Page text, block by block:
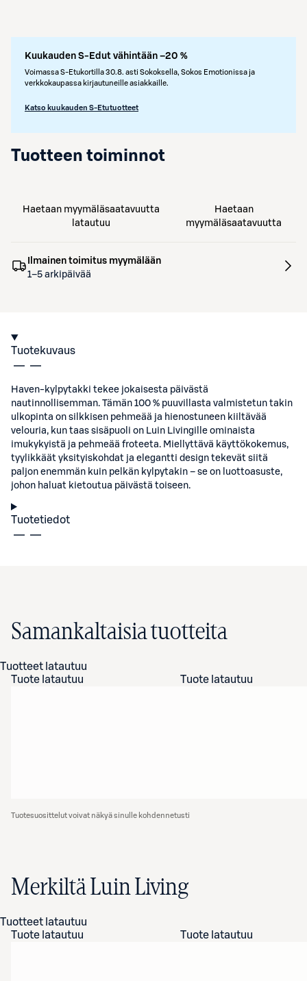
Kuukauden S-Edut vähintään –20 %
Voimassa S-Etukortilla 30.8. asti Sokoksella, Sokos Emotionissa ja
verkkokaupassa kirjautuneille asiakkaille.
Katso kuukauden S-Etutuotteet
Tuotteen toiminnot
Haetaan myymäläsaatavuutta
latautuu
Haetaan
myymäläsaatavuutta
Ilmainen toimitus myymälään
1–5 arkipäivää
Tuotekuvaus
Haven-kylpytakki tekee jokaisesta päivästä
nautinnollisemman. Tämän 100 % puuvillasta valmistetun takin
ulkopinta on silkkisen pehmeää ja hienostuneen kiiltävää
velouria, kun taas sisäpuoli on Luin Livingille ominaista
imukykyistä ja pehmeää froteeta. Miellyttävä käyttökokemus,
tyylikkäät yksityiskohdat ja elegantti design tekevät siitä
paljon enemmän kuin pelkän kylpytakin – se on luottoasuste,
johon haluat kietoutua päivästä toiseen.
Tuotetiedot
Samankaltaisia tuotteita
Tuotteet latautuu
Tuote latautuu
Tuote latautuu
Tuotesuosittelut voivat näkyä sinulle kohdennetusti
Merkiltä Luin Living
Tuotteet latautuu
Tuote latautuu
Tuote latautuu